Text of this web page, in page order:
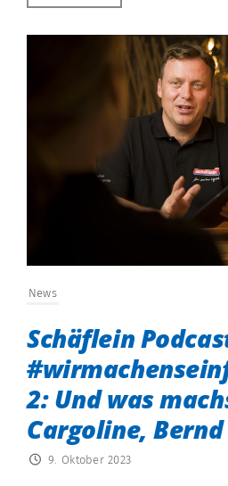
News
Schäflein
2: Und was
Cargoline,
9. Oktober 2023